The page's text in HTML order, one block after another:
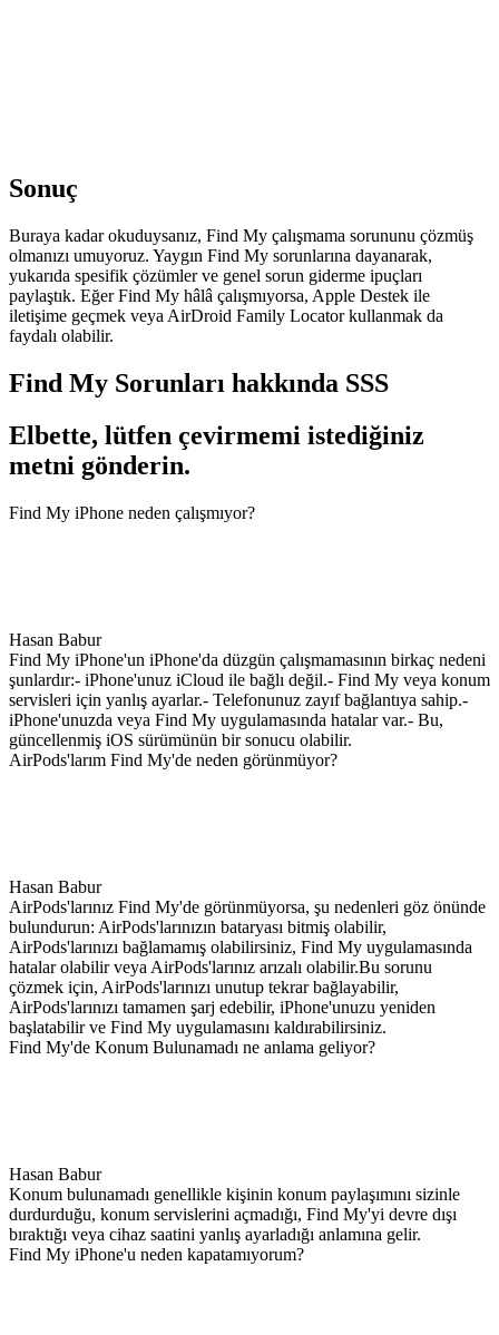
Sonuç
Buraya kadar okuduysanız, Find My çalışmama sorununu çözmüş
olmanızı umuyoruz. Yaygın Find My sorunlarına dayanarak,
yukarıda spesifik çözümler ve genel sorun giderme ipuçları
paylaştık. Eğer Find My hâlâ çalışmıyorsa, Apple Destek ile
iletişime geçmek veya AirDroid Family Locator kullanmak da
faydalı olabilir.
Find My Sorunları hakkında SSS
Elbette, lütfen çevirmemi istediğiniz
metni gönderin.
Find My iPhone neden çalışmıyor?
Hasan Babur
Find My iPhone'un iPhone'da düzgün çalışmamasının birkaç nedeni
şunlardır:- iPhone'unuz iCloud ile bağlı değil.- Find My veya konum
servisleri için yanlış ayarlar.- Telefonunuz zayıf bağlantıya sahip.-
iPhone'unuzda veya Find My uygulamasında hatalar var.- Bu,
güncellenmiş iOS sürümünün bir sonucu olabilir.
AirPods'larım Find My'de neden görünmüyor?
Hasan Babur
AirPods'larınız Find My'de görünmüyorsa, şu nedenleri göz önünde
bulundurun: AirPods'larınızın bataryası bitmiş olabilir,
AirPods'larınızı bağlamamış olabilirsiniz, Find My uygulamasında
hatalar olabilir veya AirPods'larınız arızalı olabilir.Bu sorunu
çözmek için, AirPods'larınızı unutup tekrar bağlayabilir,
AirPods'larınızı tamamen şarj edebilir, iPhone'unuzu yeniden
başlatabilir ve Find My uygulamasını kaldırabilirsiniz.
Find My'de Konum Bulunamadı ne anlama geliyor?
Hasan Babur
Konum bulunamadı genellikle kişinin konum paylaşımını sizinle
durdurduğu, konum servislerini açmadığı, Find My'yi devre dışı
bıraktığı veya cihaz saatini yanlış ayarladığı anlamına gelir.
Find My iPhone'u neden kapatamıyorum?